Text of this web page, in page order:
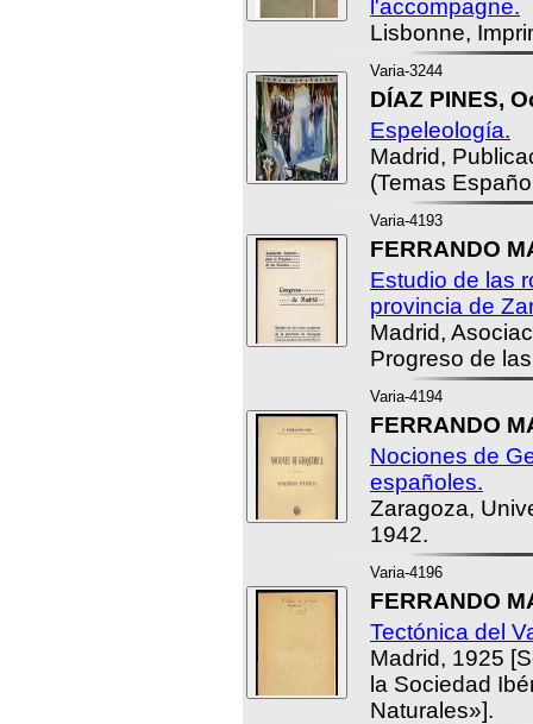
l'accompagne.
Lisbonne,
Varia-3244
DÍAZ PINES,
Espeleología.
Madrid,
(Temas
Varia-4193
FERRANDO
Estudio de las
provincia de
Madrid,
Progreso de
Varia-4194
FERRANDO
Nociones de
españoles.
Zaragoza,
1942.
Varia-4196
FERRANDO
Tectónica del
Madrid, 1925
la Sociedad
Naturales»].